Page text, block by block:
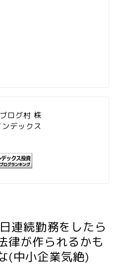
連続勤務をしたら
律が作られるかも
(中小企業気絶)